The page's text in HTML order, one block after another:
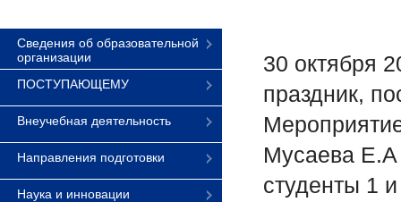
Сведения об образовательной
организации
ПОСТУПАЮЩЕМУ
Внеучебная деятельность
Направления подготовки
Наука и инновации
30 октября
праздник,
Мусаева Е.А
студенты 1